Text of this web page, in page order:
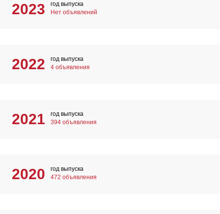
2023
год выпуска
Нет объявлений
2022
год выпуска
4 объявления
2021
год выпуска
394 объявления
2020
год выпуска
472 объявления